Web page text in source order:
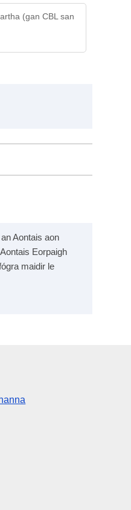
(gan CBL san
Aontais aon
Eorpaigh
maidir le